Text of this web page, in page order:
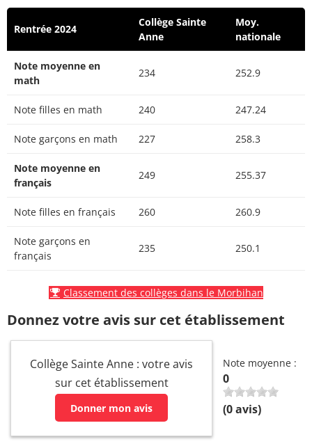
Rentrée 2024
Collège Sainte
Anne
Moy.
nationale
Note moyenne en
math
234 252.9
Note filles en math 240 247.24
Note garçons en math 227 258.3
Note moyenne en
français
249 255.37
Note filles en français 260 260.9
Note garçons en
français
235 250.1
Classement des collèges dans le Morbihan
Donnez votre avis sur cet établissement
Collège Sainte Anne : votre avis
sur cet établissement
Donner mon avis
Note moyenne :
0
(0avis)